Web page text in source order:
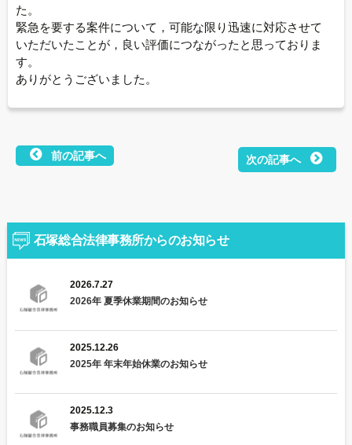
た。
緊急を要する案件について，可能な限り迅速に対応させて
いただいたことが，良い評価につながったと思っておりま
す。
ありがとうございました。
投
ナ
ビ
ー
前の記事へ 次の記事へ
石塚総合法律事務所からのお知らせ
2026.7.27
2026年 夏季休業期間のお知らせ
2025.12.26
2025年 年末年始休業のお知らせ
2025.12.3
事務職員募集のお知らせ